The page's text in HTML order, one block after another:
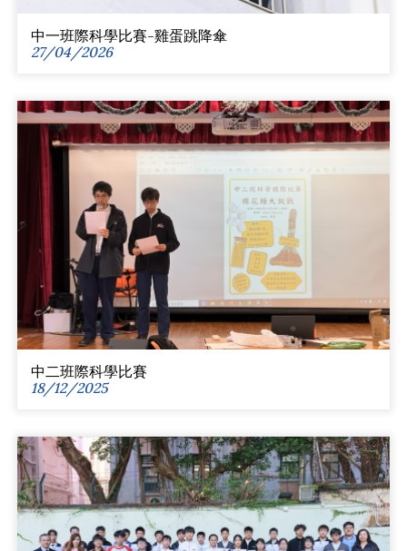
中一班際科學比賽-雞蛋跳降傘
27/04/2026
中二班際科學比賽
18/12/2025